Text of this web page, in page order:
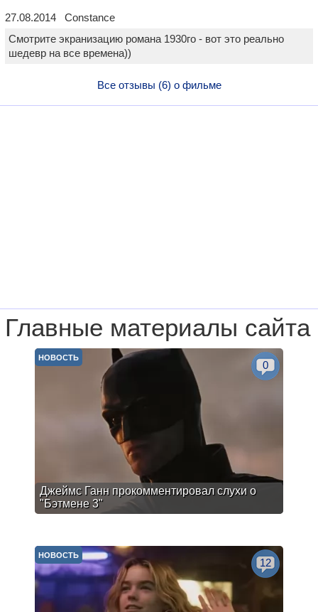
27.08.2014 Constance
Смотрите экранизацию романа 1930го - вот это реально
шедевр на все времена))
Все отзывы (6) о фильме
Главные материалы сайта
Джеймс Ганн прокомментировал слухи о
"Бэтмене 3"
НОВОСТЬ
0
НОВОСТЬ
12